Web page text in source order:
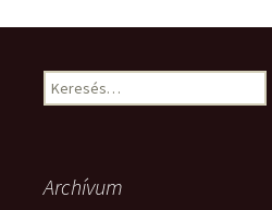
Keresés:
Archívum